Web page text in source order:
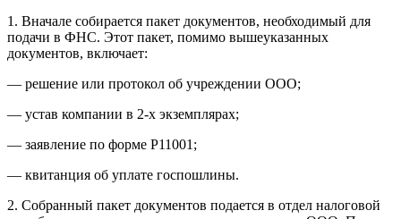
1. Вначале собирается пакет документов, необходимый для
подачи в ФНС. Этот пакет, помимо вышеуказанных
документов, включает:
— решение или протокол об учреждении ООО;
— устав компании в 2-х экземплярах;
— заявление по форме Р11001;
— квитанция об уплате госпошлины.
2. Собранный пакет документов подается в отдел налоговой